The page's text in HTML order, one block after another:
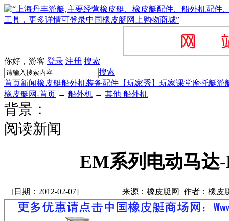
你好，游客 登录 注册 搜索
搜索
首页新闻橡皮艇船外机装备配件 【玩家秀】 玩家课堂摩托艇游
橡皮艇网-首页 → 船外机 → 其他 船外机
背景：
阅读新闻
EM系列电动马达
[日期：2012-02-07] 来源：橡皮艇网 作者：橡皮